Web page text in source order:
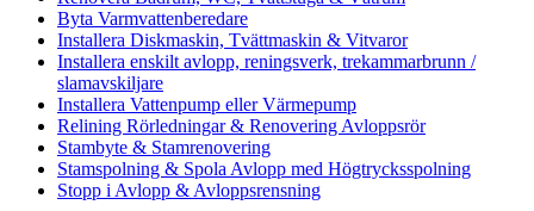
Byta Varmvattenberedare
Installera Diskmaskin, Tvättmaskin & Vitvaror
Installera enskilt avlopp, reningsverk, trekammarbrunn /
slamavskiljare
Installera Vattenpump eller Värmepump
Relining Rörledningar & Renovering Avloppsrör
Stambyte & Stamrenovering
Stamspolning & Spola Avlopp med Högtrycksspolning
Stopp i Avlopp & Avloppsrensning